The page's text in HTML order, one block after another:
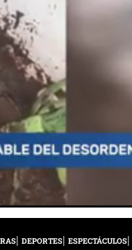
DEPORTES ESPECTÁCULOS